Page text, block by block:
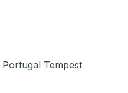
Portugal Tempest